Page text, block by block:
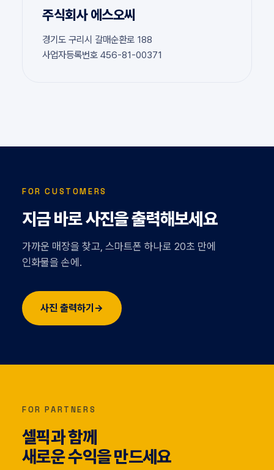
주식회사 에스오씨
경기도 구리시 갈매순환로 188
사업자등록번호 456-81-00371
FOR CUSTOMERS
지금 바로 사진을 출력해보세요
가까운 매장을 찾고, 스마트폰 하나로 20초 만에
인화물을 손에.
사진 출력하기 →
FOR PARTNERS
셀픽과 함께
새로운 수익을 만드세요